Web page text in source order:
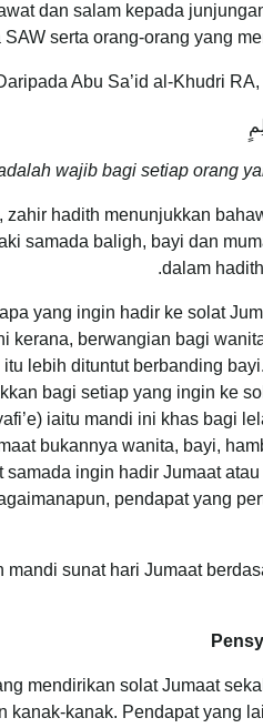
dan salam kepada
serta orang-orang yang
Abu Sa’id al-Khudri
wajib bagi setiap orang
zahir hadith menunjukkan
samada baligh, bayi dan
dalam
yang ingin hadir ke solat
kerana, berwangian bagi
lebih dituntut berbanding
bagi setiap yang ingin ke
iaitu mandi ini khas bagi
bukannya wanita, bayi,
ingin hadir Jumaat
pendapat yang
sunat hari Jumaat
mendirikan solat Jumaat
kanak-kanak. Pendapat yang